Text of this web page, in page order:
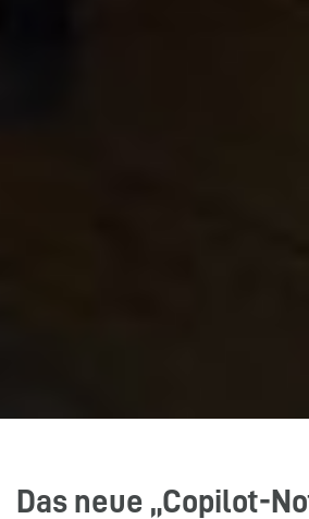
Das neue „Copilot-